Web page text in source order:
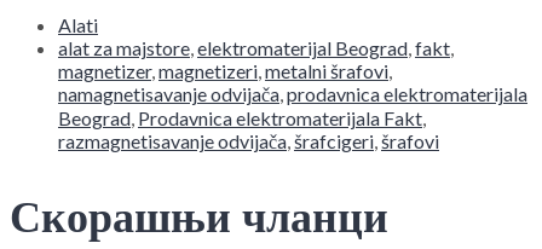
Alati
alat za majstore,elektromaterijal Beograd,fakt,
magnetizer,magnetizeri,metalni šrafovi,
namagnetisavanje odvijača,prodavnica elektromaterijala
Beograd, Prodavnica elektromaterijala Fakt,
razmagnetisavanje odvijača,šrafcigeri,šrafovi
Скорашњи чланци